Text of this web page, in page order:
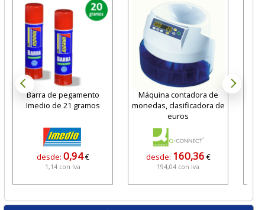
Barra de pegamento
Imedio de 21 gramos
desde: 0,94€
1,14 con Iva
Máquina contadora de
monedas, clasificadora de
euros
desde: 160,36 €
194,04 con Iva